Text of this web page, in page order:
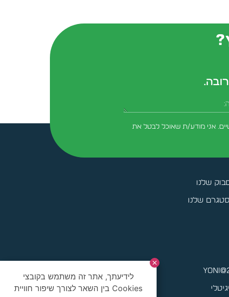
אני מודע/ת שאוכל לבטל את
שלנו
שלנו
לידיעתך, אתר זה משתמש בקובצי
Cookies בין השאר לצורך שיפור חוויית